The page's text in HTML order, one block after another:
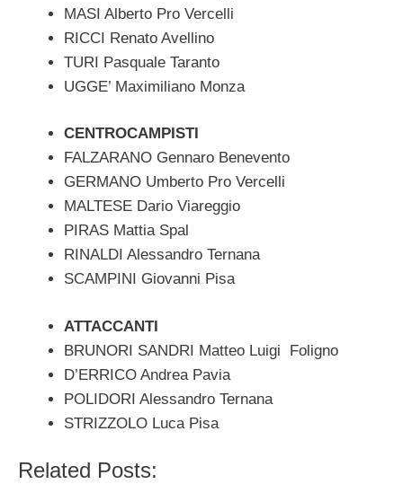
MASI Alberto Pro Vercelli
RICCI Renato Avellino
TURI Pasquale Taranto
UGGE’ Maximiliano Monza
CENTROCAMPISTI
FALZARANO Gennaro Benevento
GERMANO Umberto Pro Vercelli
MALTESE Dario Viareggio
PIRAS Mattia Spal
RINALDI Alessandro Ternana
SCAMPINI Giovanni Pisa
ATTACCANTI
BRUNORI SANDRI Matteo Luigi Foligno
D’ERRICO Andrea Pavia
POLIDORI Alessandro Ternana
STRIZZOLO Luca Pisa
Related Posts: